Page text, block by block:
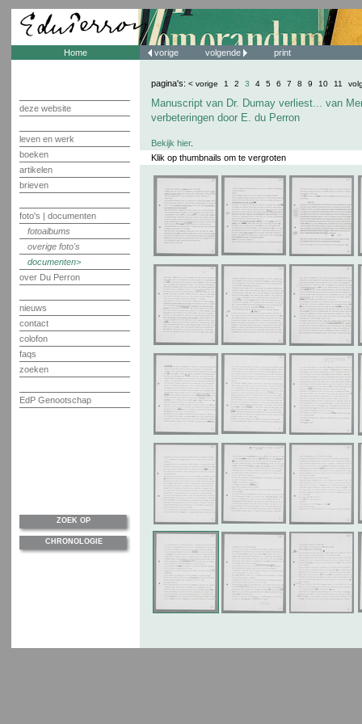
Home
deze website
leven en werk
boeken
artikelen
brieven
foto's | documenten
fotoalbums
overige foto's
documenten
over Du Perron
nieuws
contact
colofon
faqs
zoeken
EdP Genootschap
vorige volgende print
pagina's: < vorige 1 2 3 4 5 6 7 8 9 10 11
Manuscript van Dr. Dumay verliest... van
verbeteringen door E. du Perron
Bekijk hier.
Klik op thumbnails om te vergroten
ZOEK OP
CHRONOLOGIE